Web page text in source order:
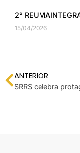
2°
15/04/2026
ANTERIOR